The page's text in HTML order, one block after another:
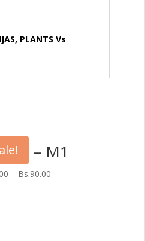
PLANTS Vs
10 – M1
– Bs.90.00